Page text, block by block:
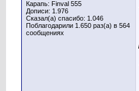
Карапь: Finval 555
Дописи: 1.976
Сказал(а) спасибо: 1.046
Поблагодарили 1.650 раз(а) в 564
сообщениях